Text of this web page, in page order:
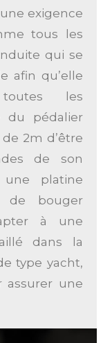
exigence
tous les
qui se
afin qu’elle
les
du pédalier
2m d’être
de son
platine
de bouger
à une
dans la
type yacht,
assurer une